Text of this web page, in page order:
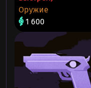
Оружие
1 600